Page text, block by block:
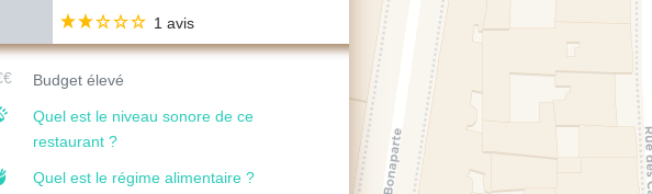
1 avis
Budget élevé
Quel est le niveau sonore de ce
restaurant ?
Quel est le régime alimentaire ?